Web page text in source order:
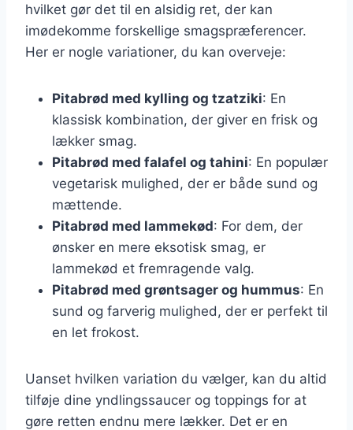
hvilket gør det til en alsidig ret, der kan
imødekomme forskellige smagspræferencer.
Her er nogle variationer, du kan overveje:
Pitabrød med kylling og tzatziki: En
klassisk kombination, der giver en frisk og
lækker smag.
Pitabrød med falafel og tahini: En populær
vegetarisk mulighed, der er både sund og
mættende.
Pitabrød med lammekød: For dem, der
ønsker en mere eksotisk smag, er
lammekød et fremragende valg.
Pitabrød med grøntsager og hummus: En
sund og farverig mulighed, der er perfekt til
en let frokost.
Uanset hvilken variation du vælger, kan du altid
tilføje dine yndlingssaucer og toppings for at
gøre retten endnu mere lækker. Det er en